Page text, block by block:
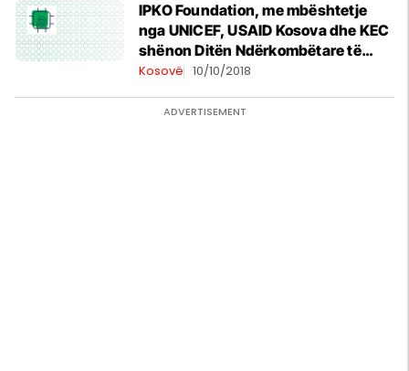
IPKO Foundation, me mbështetje
nga UNICEF, USAID Kosova dhe KEC
shënon Ditën Ndërkombëtare të
vajzave!
Kosovë 10/10/2018